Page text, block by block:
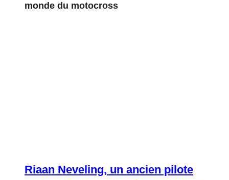
monde du motocross
Riaan Neveling, un ancien pilote